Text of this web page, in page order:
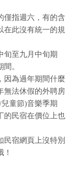
僅指週六，有的含
在此沒有統一的規
旬至九月中旬期
。
因為過年期間什麼
無法休假的外聘房
童節)音樂季期
的民宿在價位上也
民宿網頁上沒特別